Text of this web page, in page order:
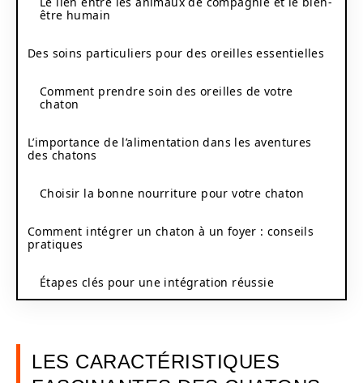
être humain
Des soins particuliers pour des oreilles essentielles
Comment prendre soin des oreilles de votre
chaton
L’importance de l’alimentation dans les aventures
des chatons
Choisir la bonne nourriture pour votre chaton
Comment intégrer un chaton à un foyer : conseils
pratiques
Étapes clés pour une intégration réussie
LES CARACTÉRISTIQUES